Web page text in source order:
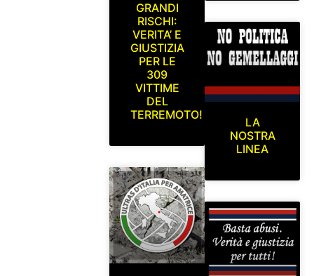
GRANDI
RISCHI:
VERITA’ E
GIUSTIZIA
PER LE
309
VITTIME
DEL
TERREMOTO!
LA
NOSTRA
LINEA